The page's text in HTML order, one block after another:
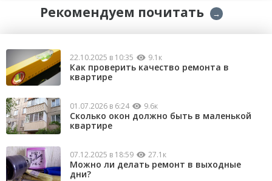
Рекомендуем почитать →
22.10.2025 в 10:35 9.1к
Как проверить качество ремонта в
квартире
01.07.2026 в 6:24 9.6к
Сколько окон должно быть в маленькой
квартире
07.12.2025 в 18:59 27.1к
Можно ли делать ремонт в выходные
дни?